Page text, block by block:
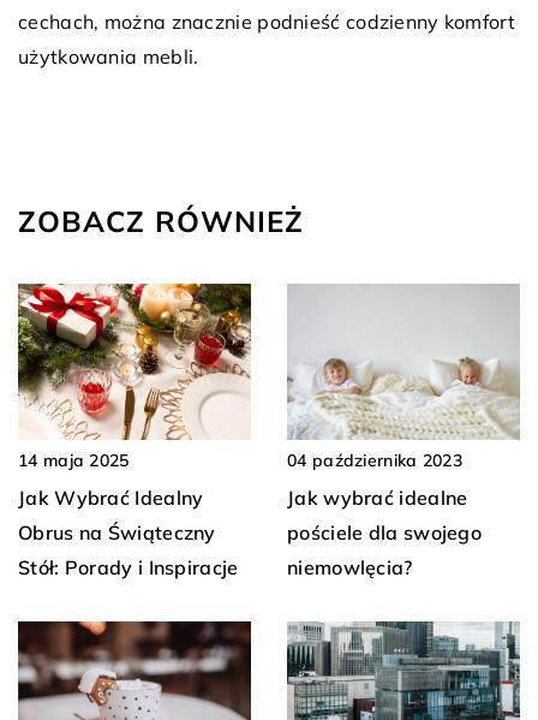
cechach, można znacznie podnieść codzienny komfort
użytkowania mebli.
ZOBACZ RÓWNIEŻ
14 maja 2025
Jak Wybrać Idealny
Obrus na Świąteczny
Stół: Porady i Inspiracje
04 października 2023
Jak wybrać idealne
pościele dla swojego
niemowlęcia?